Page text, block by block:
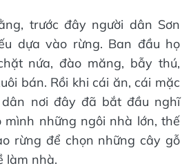
trước đây người dân Sơn
dựa vào rừng. Ban đầu họ
nứa, đào măng, bẫy thú,
bán. Rồi khi cái ăn, cái mặc
nơi đây đã bắt đầu nghĩ
mình những ngôi nhà lớn, thế
rừng để chọn những cây gỗ
làm nhà.